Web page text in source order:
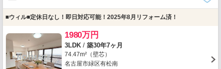
■ウィル■定休日なし！即日対応可能！2025年8月リフォーム済！
1980万円
3LDK / 築30年7ヶ月
74.47m²（壁芯）
名古屋市緑区有松南